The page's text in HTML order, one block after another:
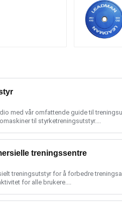
med vår omfattende guide til
til styrketreningsutstyr....
treningssentre
treningsutstyr for å forbedre
for alle brukere....